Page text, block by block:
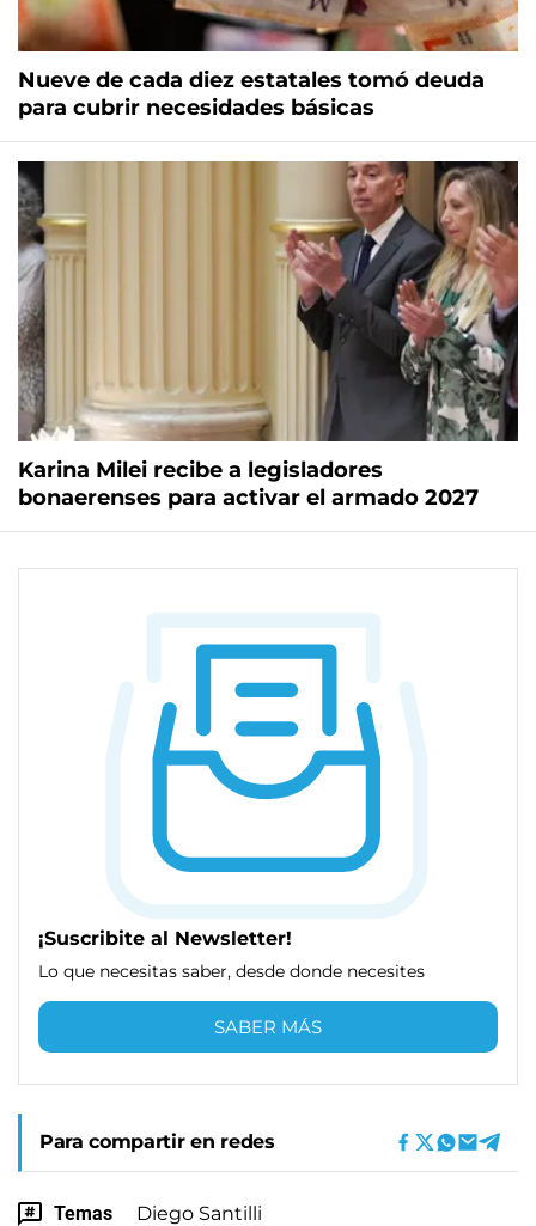
Nueve de cada diez estatales tomó deuda
para cubrir necesidades básicas
Karina Milei recibe a legisladores
bonaerenses para activar el armado 2027
¡Suscribite al Newsletter!
Lo que necesitas saber, desde donde necesites
SABER MÁS
Para compartir en redes
Temas Diego Santilli